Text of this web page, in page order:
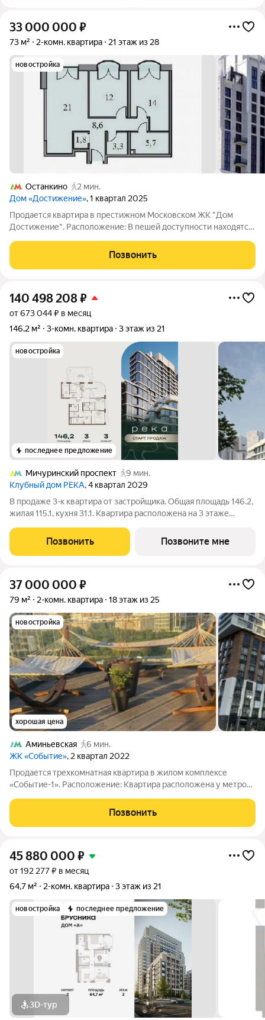
33 000 000 ₽
73 м² 2-комн. квартира 21 этаж из 28
новостройка
Останкино
2 мин.
Дом «Достижение», 1 квартал 2025
Продается квартира в престижном Московском ЖК "Дом
Достижение". Расположение: В пешей доступности находятся
детьми. Рядом также расположены магазины, где можно
приобрести всё необходимое. До метро
Позвонить
140 498 208₽
от 673 044 ₽ в месяц
146,2 м²
3-комн. квартира 3 этаж из 21
новостройка
последнее предложение
Мичуринский проспект
9 мин.
Клубный дом РЕКА, 4 квартал 2029
В продаже 3-к квартира от застройщика. Общая площадь 146.2,
жилая 115.1, кухня 31.1. Квартира расположена на 3 этаже
кв. 2029 года. Высота потолка до 3.65 метра в квартирах и до
4,5 м в
Позвонить Позвоните мне
37 000 000 ₽
79 м² 2-комн. квартира 18 этаж из 25
новостройка
хорошая цена
Аминьевская
6 мин.
ЖК «Событие», 2 квартал 2022
Продается трехкомнатная квартира в жилом комплексе
«Событие-1». Расположение: Квартира расположена у метро
благодаря своему расположению в зеленом районе с
развитой инфраструктурой. Рядом с
Позвонить
45 880 000 ₽
от 192 277 ₽ в месяц
64,7 м²
2-комн. квартира 3 этаж из 21
новостройка последнее предложение
3D-тур